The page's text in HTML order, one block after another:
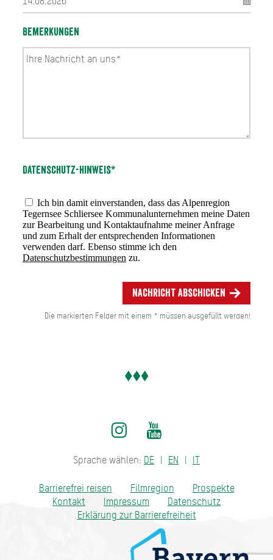
Bemerkungen
Datenschutz-Hinweis*
Ich bin damit einverstanden, dass das Alpenregion
Tegernsee Schliersee Kommunalunternehmen meine Daten
zur Bearbeitung und Kontaktaufnahme meiner Anfrage
und zum Erhalt der entsprechenden Informationen
verwenden darf. Ebenso stimme ich den
Datenschutzbestimmungen zu.
Nachricht abschicken
Die markierten Felder mit einem * müssen ausgefüllt werden!
Sprache wählen: DE EN IT
Barrierefrei reisen Filmregion
Prospekte
Kontakt
Impressum
Datenschutz
Erklärung zur Barrierefreiheit